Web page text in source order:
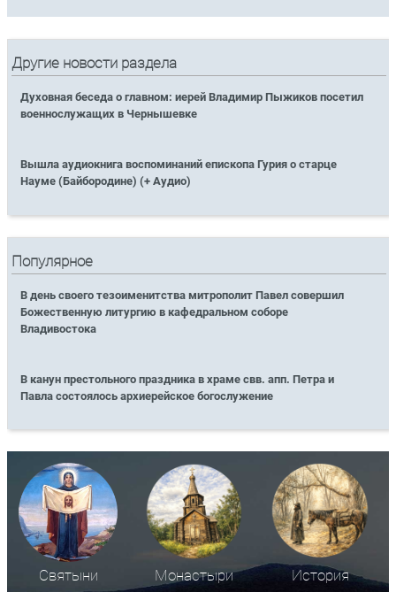
Другие новости раздела
Духовная беседа о главном: иерей Владимир Пыжиков посетил
военнослужащих в Чернышевке
Вышла аудиокнига воспоминаний епископа Гурия о старце
Науме (Байбородине) (+ Аудио)
Популярное
В день своего тезоименитства митрополит Павел совершил
Божественную литургию в кафедральном соборе
Владивостока
В канун престольного праздника в храме свв. апп. Петра и
Павла состоялось архиерейское богослужение
Святыни Монастыри История